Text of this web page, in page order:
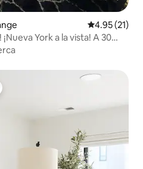
Calificación
4.95 (21)
York a la vista! A 30